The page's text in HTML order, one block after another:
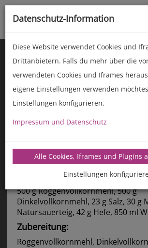
Jubiläums-Brot
500 g Roggenvollkornmehl, 500 g
Dinkelvollkornmehl, 23 g Salz, 30 g
Natursauerteig, 42 g Hefe, 850 ml
Zubereitung:
Roggenvollkornmehl,
Datenschutz-Information
Diese Website verwendet Cookies und
Drittanbietern. Falls du mehr über die
verwendeten Cookies und Iframes
eigene Einstellungen verwenden
Einstellungen konfigurieren.
Impressum und Datenschutz
Alle Cookies, Iframes und Plugins
Einstellungen